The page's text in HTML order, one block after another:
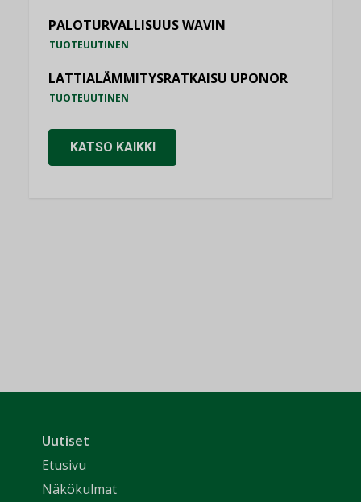
PALOTURVALLISUUS WAVIN
TUOTEUUTINEN
LATTIALÄMMITYSRATKAISU UPONOR
TUOTEUUTINEN
KATSO KAIKKI
Uutiset
Etusivu
Näkökulmat